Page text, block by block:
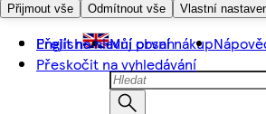
Přijmout vše Odmítnout vše Vlastní
Přejít na hlavní obsah
Přeskočit na vyhledávání
English Můj první nákup